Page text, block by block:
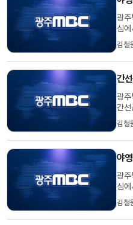
일
터
광주
심
과
를
면
핑
과
연
김
간
광
간선
국가
다
주
각
일
터
김
광주
심
과
를
면
김